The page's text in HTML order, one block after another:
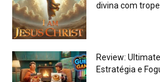
divina com
Review:
Estratégia e